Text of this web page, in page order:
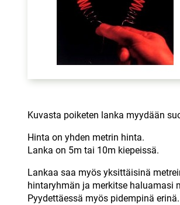
Kuvasta poiketen lanka myydään
Hinta on yhden metrin hinta.
Lanka on 5m tai 10m kiepeissä.
Lankaa saa myös yksittäisinä
hintaryhmän ja merkitse haluamasi
Pyydettäessä myös pidempinä erinä.